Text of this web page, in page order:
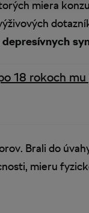
miera
18 rokoch
Brali do
mieru